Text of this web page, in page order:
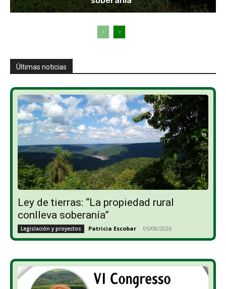
Últimas noticias
Ley de tierras: “La propiedad rural
conlleva soberanía”
Legislación y proyectos Patricia Escobar - 05/08/2026